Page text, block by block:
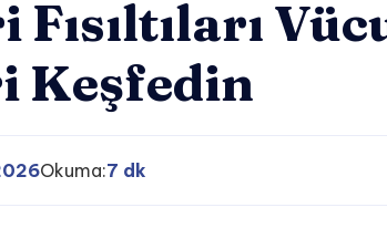
Keşfedin
Okuma:7 dk